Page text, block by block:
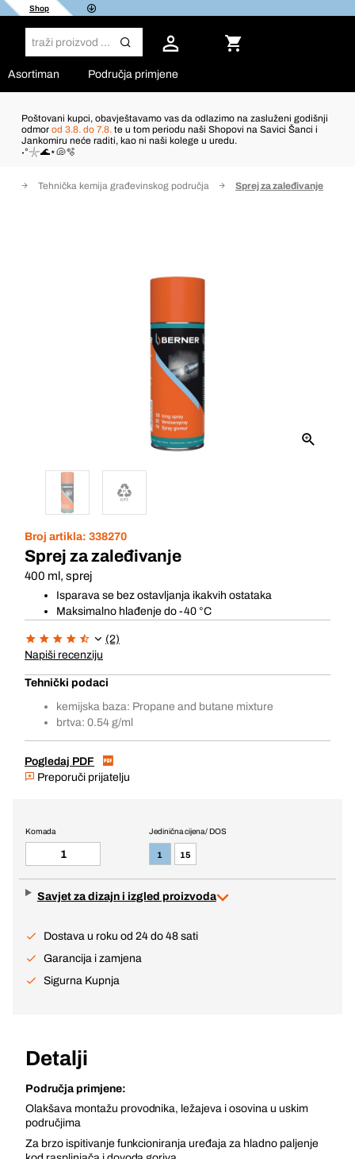
Shop
Asortiman Područja primjene
Poštovani kupci, obavještavamo vas da odlazimo na zasluženi godišnji
odmor od 3.8. do 7.8. te u tom periodu naši Shopovi na Savici Šanci i
Jankomiru neće raditi, kao ni naši kolege u uredu.
˖°𓇼🌊⋆🐚🫧
Tehnička kemija građevinskog područja Sprej za zaleđivanje
Broj artikla: 338270
Sprej za zaleđivanje
400 ml, sprej
Isparava se bez ostavljanja ikakvih ostataka
Maksimalno hlađenje do -40 °C
(2)
Napiši recenziju
Tehnički podaci
kemijska baza: Propane and butane mixture
brtva: 0.54 g/ml
Pogledaj PDF
Preporuči prijatelju
Jedinična cijena / DOS
1 15
Komada
Savjet za dizajn i izgled proizvoda
Dostava u roku od 24 do 48 sati
Garancija i zamjena
Sigurna Kupnja
Detalji
Područja primjene:
Olakšava montažu provodnika, ležajeva i osovina u uskim
područjima
Za brzo ispitivanje funkcioniranja uređaja za hladno paljenje